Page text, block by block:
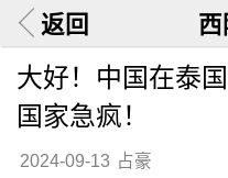
返回
大好！中国在泰
国家急疯！
2024-09-13 占豪